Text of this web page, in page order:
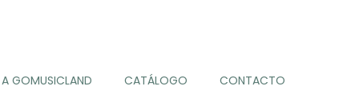
A GOMUSICLAND CATÁLOGO CONTACTO